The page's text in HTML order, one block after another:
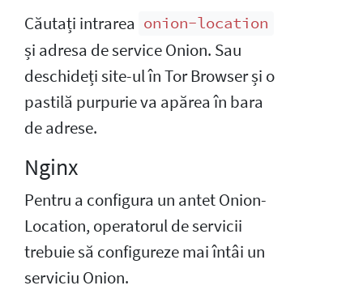
Căutați intrarea onion-location
și adresa de service Onion. Sau
deschideți site-ul în Tor Browser și o
pastilă purpurie va apărea în bara
de adrese.
Nginx
Pentru a configura un antet Onion-
Location, operatorul de servicii
trebuie să configureze mai întâi un
serviciu Onion.